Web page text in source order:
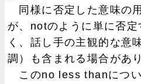
同様に否定した意味の
が、notのように単に否定
く、話し手の主観的な意
調）も含まれる場合があ
このno less thanについ